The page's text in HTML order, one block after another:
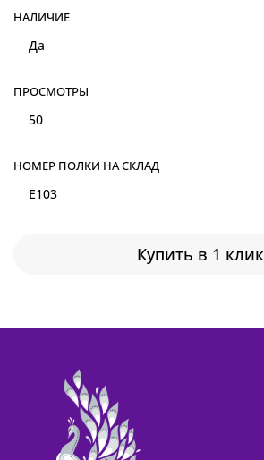
Купить в 1 клик
НАЛИЧИЕ
Да
ПРОСМОТРЫ
50
НОМЕР ПОЛКИ НА СКЛАД
E103